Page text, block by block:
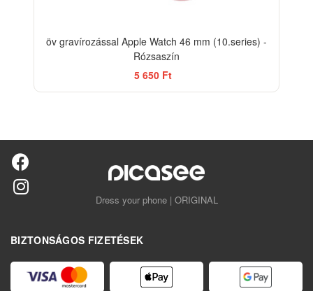
öv gravírozással Apple Watch 46 mm (10.series) -
Rózsaszín
5 650 Ft
Dress your phone | ORIGINAL
BIZTONSÁGOS FIZETÉSEK